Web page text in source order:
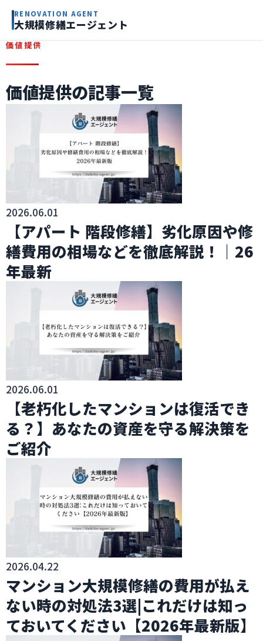
RENOVATION AGENT
大規模修繕エージェント
ホーム
価値提供
価値提供
価値提供の記事一覧
2026.06.01
【アパート 階段修繕】劣化原因や修
繕費用の相場などを徹底解説！｜26
年最新
2026.06.01
【老朽化したマンションは復活でき
る？】あなたの資産を守る解決策を
ご紹介
2026.04.22
マンション大規模修繕の費用が払え
ない時の対処法3選|これだけは知っ
ておいてください【2026年最新版】